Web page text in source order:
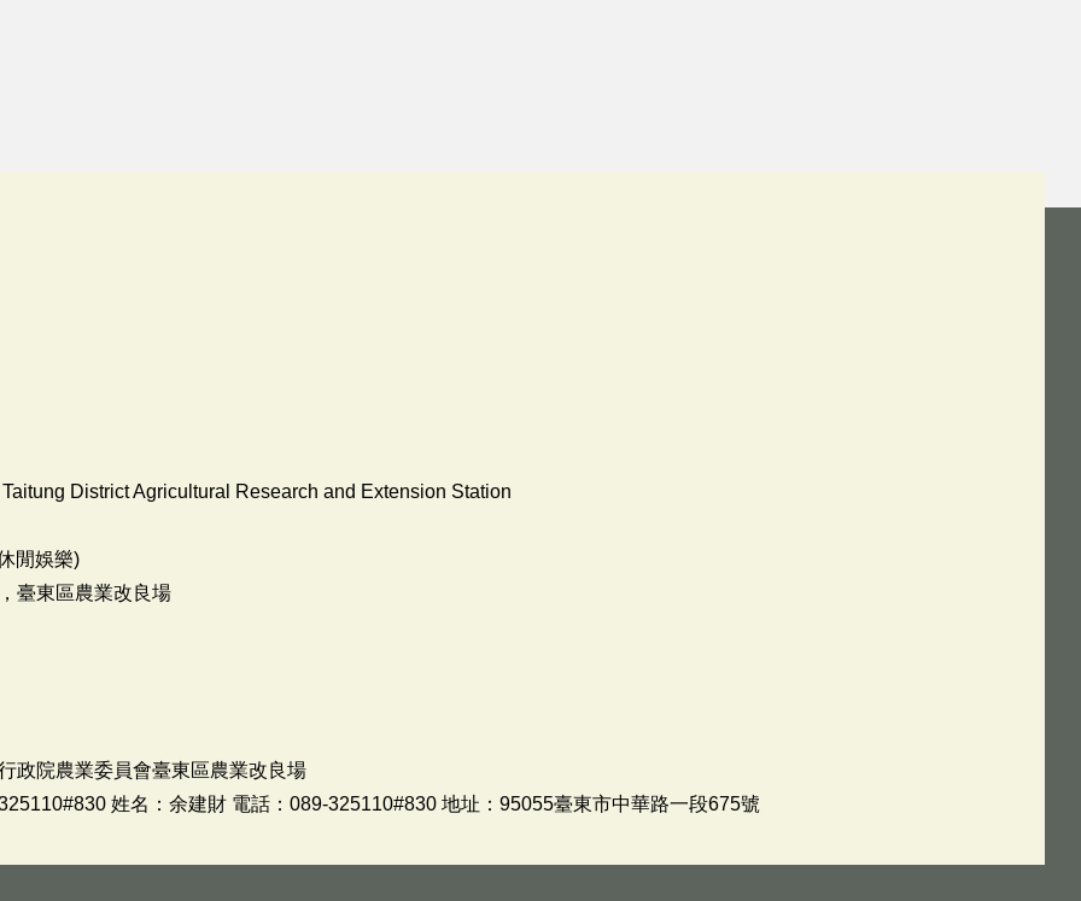
District Agricultural Research and Extension Station
閒娛樂)
臺東區農業改良場
政院農業委員會臺東區農業改良場
姓名：余建財 電話：089-325110#830 地址：95055臺東市中華路一段675號